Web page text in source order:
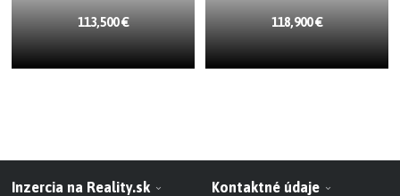
113,500 € 118,900 €
Inzercia na Reality.sk
Kontaktné údaje